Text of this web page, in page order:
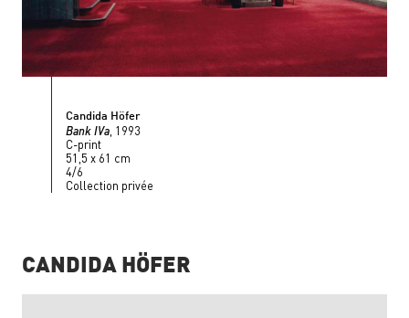
Candida Höfer
Bank IVa , 1993
C-print
51,5 x 61 cm
4/6
Collection privée
CANDIDA HÖFER